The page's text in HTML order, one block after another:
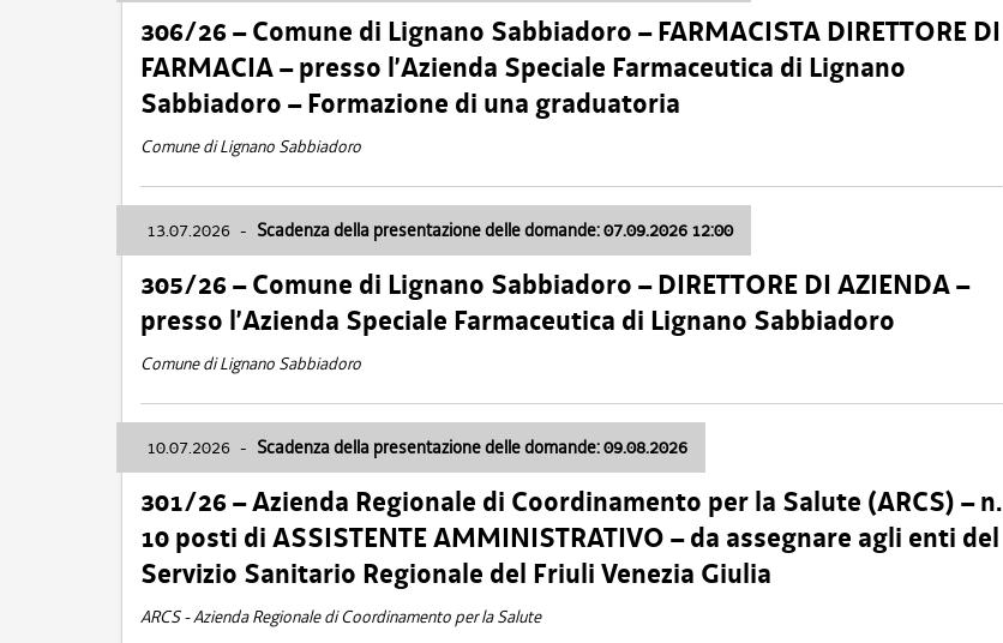
306/26 – Comune di Lignano Sabbiadoro – FARMACISTA DIRETTORE DI
FARMACIA – presso l’Azienda Speciale Farmaceutica di Lignano
Sabbiadoro – Formazione di una graduatoria
Comune di Lignano Sabbiadoro
13.07.2026 - Scadenza della presentazione delle domande: 07.09.2026 12:00
305/26 – Comune di Lignano Sabbiadoro – DIRETTORE DI AZIENDA –
presso l’Azienda Speciale Farmaceutica di Lignano Sabbiadoro
Comune di Lignano Sabbiadoro
10.07.2026 - Scadenza della presentazione delle domande: 09.08.2026
301/26 – Azienda Regionale di Coordinamento per la Salute (ARCS) – n.
10 posti di ASSISTENTE AMMINISTRATIVO – da assegnare agli enti del
Servizio Sanitario Regionale del Friuli Venezia Giulia
ARCS - Azienda Regionale di Coordinamento per la Salute